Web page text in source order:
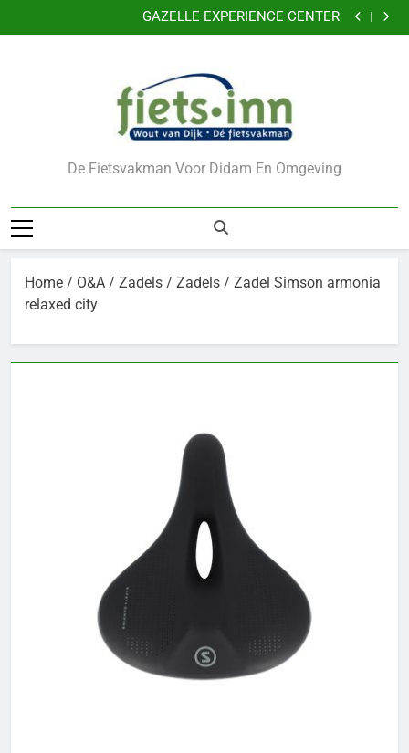
naar
GAZELLE EXPERIENCE CENTER
VERKLEIN DE KANS OP DIEFSTAL VAN UW FIETS
GAZELLE EXPERIENCE CENTER
VERKLEIN DE KANS OP DIEFSTAL VAN UW FIETS
De Fietsvakman Voor Didam En Omgeving
Home / O&A / Zadels / Zadels / Zadel Simson armonia
relaxed city